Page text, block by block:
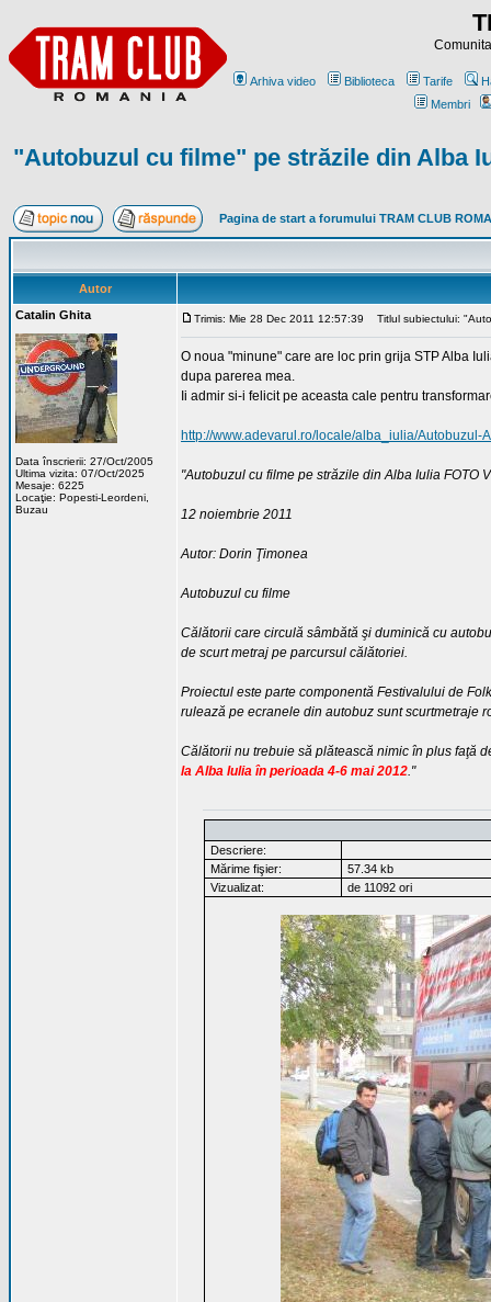
Arhiva video Biblioteca Tarife
Membri
"Autobuzul cu filme" pe străzile din Alba
Pagina de start a forumului TRAM CLUB
Autor
Catalin Ghita
Data înscrierii: 27/Oct/2005
Ultima vizita: 07/Oct/2025
Mesaje: 6225
Locaţie: Popesti-Leordeni,
Buzau
Trimis: Mie 28 Dec 2011 12:57:39 Titlul subiectului:
O noua "minune" care are loc prin grija STP Alba
dupa parerea mea.
Ii admir si-i felicit pe aceasta cale pentru
http://www.adevarul.ro/locale/alba_iulia/
"Autobuzul cu filme pe străzile din Alba Iulia FOTO
12 noiembrie 2011
Autor: Dorin Ţimonea
Autobuzul cu filme
Călătorii care circulă sâmbătă şi duminică cu
de scurt metraj pe parcursul călătoriei.
Proiectul este parte componentă Festivalului de
rulează pe ecranele din autobuz sunt scurtmetraje
Călătorii nu trebuie să plătească nimic în plus faţă
la Alba Iulia în perioada 4-6 mai 2012."
Descriere:
Mărime fişier:
57.34 kb
Vizualizat:
de 11092 ori